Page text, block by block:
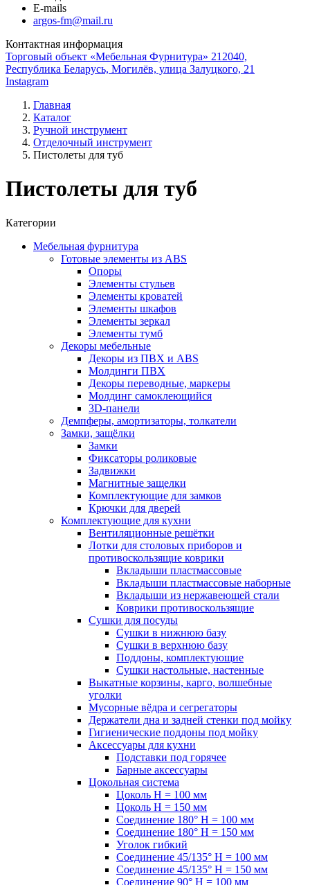
E-mails
argos-fm@mail.ru
Контактная информация
Торговый объект «Мебельная Фурнитура» 212040,
Республика Беларусь, Могилёв, улица Залуцкого, 21
Instagram
Главная
Каталог
Ручной инструмент
Отделочный инструмент
Пистолеты для туб
Пистолеты для туб
Категории
Мебельная фурнитура
Готовые элементы из ABS
Опоры
Элементы стульев
Элементы кроватей
Элементы шкафов
Элементы зеркал
Элементы тумб
Декоры мебельные
Декоры из ПВХ и ABS
Молдинги ПВХ
Декоры переводные, маркеры
Молдинг самоклеющийся
3D-панели
Демпферы, амортизаторы, толкатели
Замки, защёлки
Замки
Фиксаторы роликовые
Задвижки
Магнитные защелки
Комплектующие для замков
Крючки для дверей
Комплектующие для кухни
Вентиляционные решётки
Лотки для столовых приборов и
противоскользящие коврики
Вкладыши пластмассовые
Вкладыши пластмассовые наборные
Вкладыши из нержавеющей стали
Коврики противоскользящие
Сушки для посуды
Сушки в нижнюю базу
Сушки в верхнюю базу
Поддоны, комплектующие
Сушки настольные, настенные
Выкатные корзины, карго, волшебные
уголки
Мусорные вёдра и сегрегаторы
Держатели дна и задней стенки под мойку
Гигиенические поддоны под мойку
Аксессуары для кухни
Подставки под горячее
Барные аксессуары
Цокольная система
Цоколь H = 100 мм
Цоколь H = 150 мм
Соединение 180° H = 100 мм
Соединение 180° H = 150 мм
Уголок гибкий
Соединение 45/135° H = 100 мм
Соединение 45/135° H = 150 мм
Соединение 90° H = 100 мм